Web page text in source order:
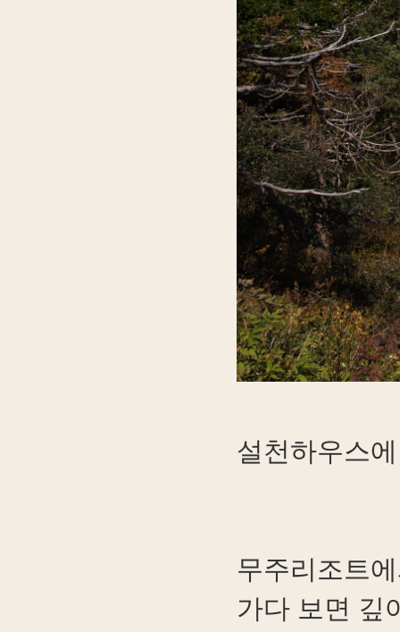
설천하우스
무주리조트
가다 보면 깊